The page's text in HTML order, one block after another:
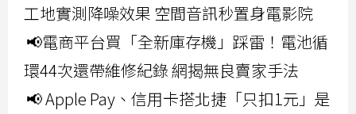
工地實測降噪效果 空間音訊秒置身電影院
📢電商平台買「全新庫存機」踩雷！電池循
環44次還帶維修紀錄 網揭無良賣家手法
📢 Apple Pay、信用卡搭北捷「只扣1元」是